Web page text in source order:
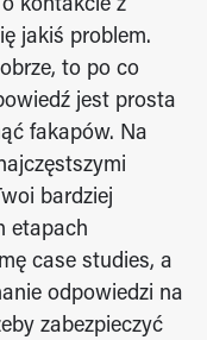
kontakcie z
jakiś problem.
to po co
jest prosta
fakapów. Na
bardziej
etapach
case studies, a
odpowiedzi na
zabezpieczyć